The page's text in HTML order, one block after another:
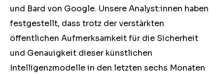
und Bard von Google. Unsere Analyst:innen haben
festgestellt, dass trotz der verstärkten
öffentlichen Aufmerksamkeit für die Sicherheit
und Genauigkeit dieser künstlichen
Intelligenzmodelle in den letzten sechs Monaten